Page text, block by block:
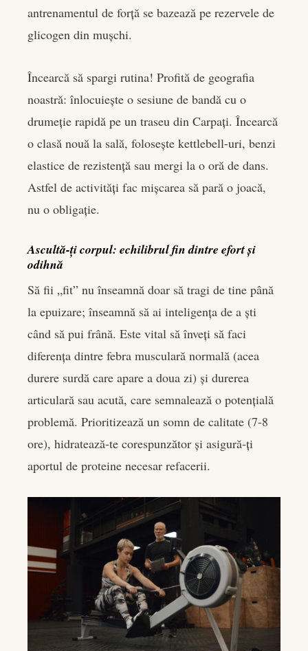
antrenamentul de forță se bazează pe rezervele de
glicogen din mușchi.
Încearcă să spargi rutina! Profită de geografia
noastră: înlocuiește o sesiune de bandă cu o
drumeție rapidă pe un traseu din Carpați. Încearcă
o clasă nouă la sală, folosește kettlebell-uri, benzi
elastice de rezistență sau mergi la o oră de dans.
Astfel de activități fac mișcarea să pară o joacă,
nu o obligație.
Ascultă-ți corpul: echilibrul fin dintre efort și
odihnă
Să fii „fit” nu înseamnă doar să tragi de tine până
la epuizare; înseamnă să ai inteligența de a ști
când să pui frână. Este vital să înveți să faci
diferența dintre febra musculară normală (acea
durere surdă care apare a doua zi) și durerea
articulară sau acută, care semnalează o potențială
problemă. Prioritizează un somn de calitate (7-8
ore), hidratează-te corespunzător și asigură-ți
aportul de proteine necesar refacerii.